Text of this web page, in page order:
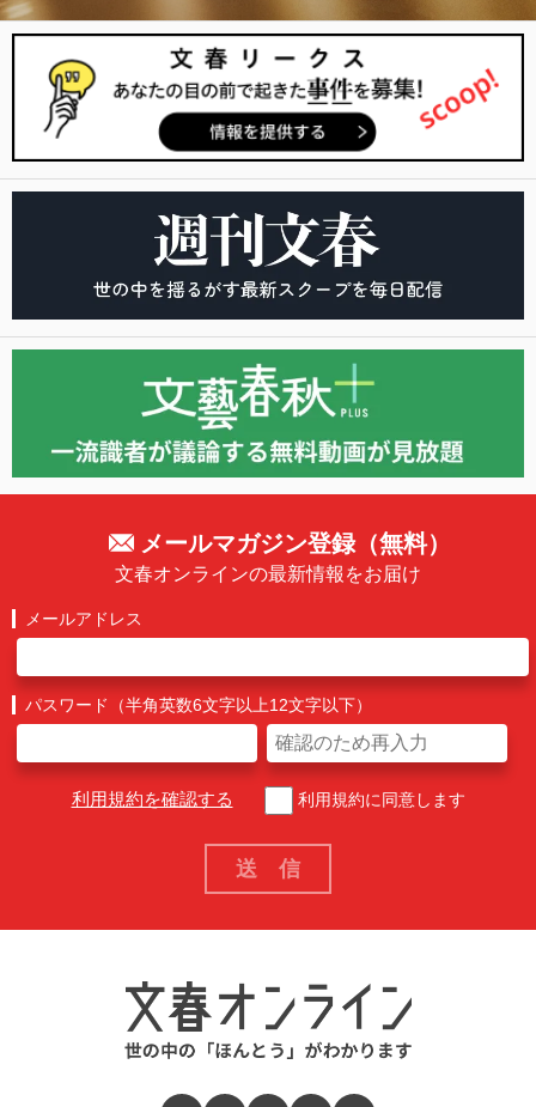
メールマガジン登録（無料）
文春オンラインの最新情報をお届け
メールアドレス
パスワード（半角英数6文字以上12文字以下）
利用規約を確認する 利用規約に同意します